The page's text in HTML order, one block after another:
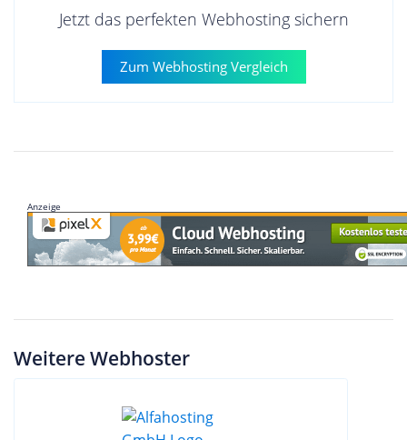
Jetzt das perfekten Webhosting sichern
Zum Webhosting Vergleich
Anzeige
Weitere Webhoster